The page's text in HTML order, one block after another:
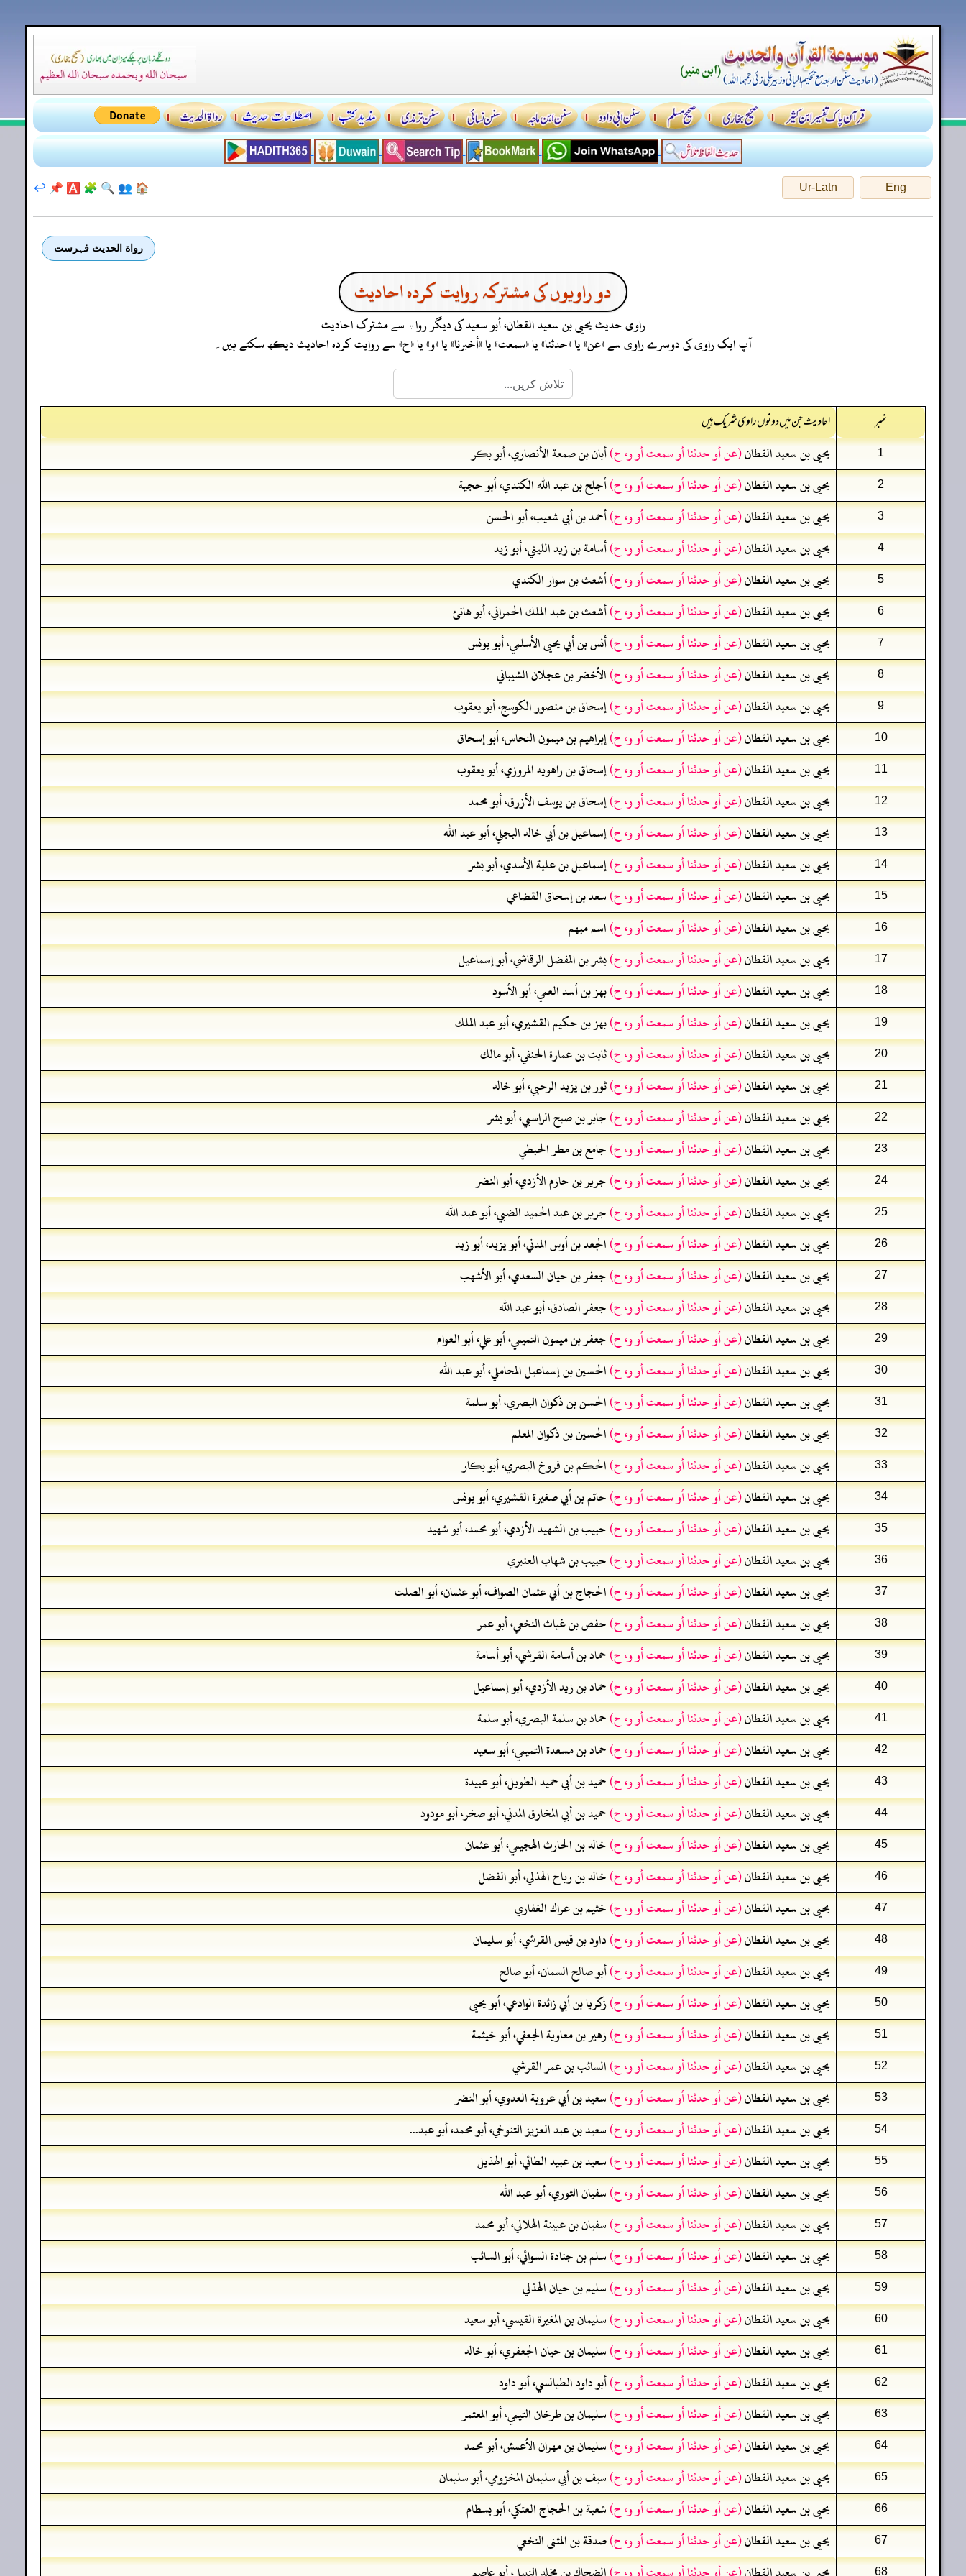
Eng
Ur-Latn
🏠
👥
🔍
🧩
🅰️
📌
↩️
رواة الحديث فہرست
دو راویوں کی مشترکہ روایت کردہ احادیث
راوی حدیثيحيى بن سعيد القطان، أبو سعيدکی دیگر رواۃ سے مشترک احادیث
آپ ایک راوی کی دوسرے راوی سے «عن» یا «حدثنا» یا «سمعت» یا «أخبرنا» یا «و» یا «ح» سے روایت کردہ احادیث دیکھ سکتے ہیں۔
نمبر احادیث جن میں دونوں راوی شریک ہیں
1 يحيى بن سعيد القطان(عن أو حدثنا أو سمعت أو و، ح)أبان بن صمعة الأنصاري، أبو بكر
2 يحيى بن سعيد القطان(عن أو حدثنا أو سمعت أو و، ح)أجلح بن عبد الله الكندي، أبو حجية
3 يحيى بن سعيد القطان(عن أو حدثنا أو سمعت أو و، ح)أحمد بن أبي شعيب، أبو الحسن
4 يحيى بن سعيد القطان(عن أو حدثنا أو سمعت أو و، ح)أسامة بن زيد الليثي، أبو زيد
5 يحيى بن سعيد القطان(عن أو حدثنا أو سمعت أو و، ح)أشعث بن سوار الكندي
6 يحيى بن سعيد القطان(عن أو حدثنا أو سمعت أو و، ح)أشعث بن عبد الملك الحمراني، أبو هانئ
7 يحيى بن سعيد القطان(عن أو حدثنا أو سمعت أو و، ح)أنس بن أبي يحيى الأسلمي، أبو يونس
8 يحيى بن سعيد القطان(عن أو حدثنا أو سمعت أو و، ح)الأخضر بن عجلان الشيباني
9 يحيى بن سعيد القطان(عن أو حدثنا أو سمعت أو و، ح)إسحاق بن منصور الكوسج، أبو يعقوب
10 يحيى بن سعيد القطان(عن أو حدثنا أو سمعت أو و، ح)إبراهيم بن ميمون النحاس، أبو إسحاق
11 يحيى بن سعيد القطان(عن أو حدثنا أو سمعت أو و، ح)إسحاق بن راهويه المروزي، أبو يعقوب
12 يحيى بن سعيد القطان(عن أو حدثنا أو سمعت أو و، ح)إسحاق بن يوسف الأزرق، أبو محمد
13 يحيى بن سعيد القطان(عن أو حدثنا أو سمعت أو و، ح)إسماعيل بن أبي خالد البجلي، أبو عبد الله
14 يحيى بن سعيد القطان(عن أو حدثنا أو سمعت أو و، ح)إسماعيل بن علية الأسدي، أبو بشر
15 يحيى بن سعيد القطان(عن أو حدثنا أو سمعت أو و، ح)سعد بن إسحاق القضاعي
16 يحيى بن سعيد القطان(عن أو حدثنا أو سمعت أو و، ح)اسم مبهم
17 يحيى بن سعيد القطان(عن أو حدثنا أو سمعت أو و، ح)بشر بن المفضل الرقاشي، أبو إسماعيل
18 يحيى بن سعيد القطان(عن أو حدثنا أو سمعت أو و، ح)بهز بن أسد العمي، أبو الأسود
19 يحيى بن سعيد القطان(عن أو حدثنا أو سمعت أو و، ح)بهز بن حكيم القشيري، أبو عبد الملك
20 يحيى بن سعيد القطان(عن أو حدثنا أو سمعت أو و، ح)ثابت بن عمارة الحنفي، أبو مالك
21 يحيى بن سعيد القطان(عن أو حدثنا أو سمعت أو و، ح)ثور بن يزيد الرحبي، أبو خالد
22 يحيى بن سعيد القطان(عن أو حدثنا أو سمعت أو و، ح)جابر بن صبح الراسبي، أبو بشر
23 يحيى بن سعيد القطان(عن أو حدثنا أو سمعت أو و، ح)جامع بن مطر الحبطي
24 يحيى بن سعيد القطان(عن أو حدثنا أو سمعت أو و، ح)جرير بن حازم الأزدي، أبو النضر
25 يحيى بن سعيد القطان(عن أو حدثنا أو سمعت أو و، ح)جرير بن عبد الحميد الضبي، أبو عبد الله
26 يحيى بن سعيد القطان(عن أو حدثنا أو سمعت أو و، ح)الجعد بن أوس المدني، أبو يزيد، أبو زيد
27 يحيى بن سعيد القطان(عن أو حدثنا أو سمعت أو و، ح)جعفر بن حيان السعدي، أبو الأشهب
28 يحيى بن سعيد القطان(عن أو حدثنا أو سمعت أو و، ح)جعفر الصادق، أبو عبد الله
29 يحيى بن سعيد القطان(عن أو حدثنا أو سمعت أو و، ح)جعفر بن ميمون التميمي، أبو علي، أبو العوام
30 يحيى بن سعيد القطان(عن أو حدثنا أو سمعت أو و، ح)الحسين بن إسماعيل المحاملي، أبو عبد الله
31 يحيى بن سعيد القطان(عن أو حدثنا أو سمعت أو و، ح)الحسن بن ذكوان البصري، أبو سلمة
32 يحيى بن سعيد القطان(عن أو حدثنا أو سمعت أو و، ح)الحسين بن ذكوان المعلم
33 يحيى بن سعيد القطان(عن أو حدثنا أو سمعت أو و، ح)الحكم بن فروخ البصري، أبو بكار
34 يحيى بن سعيد القطان(عن أو حدثنا أو سمعت أو و، ح)حاتم بن أبي صغيرة القشيري، أبو يونس
35 يحيى بن سعيد القطان(عن أو حدثنا أو سمعت أو و، ح)حبيب بن الشهيد الأزدي، أبو محمد، أبو شهيد
36 يحيى بن سعيد القطان(عن أو حدثنا أو سمعت أو و، ح)حبيب بن شهاب العنبري
37 يحيى بن سعيد القطان(عن أو حدثنا أو سمعت أو و، ح)الحجاج بن أبي عثمان الصواف، أبو عثمان، أبو الصلت
38 يحيى بن سعيد القطان(عن أو حدثنا أو سمعت أو و، ح)حفص بن غياث النخعي، أبو عمر
39 يحيى بن سعيد القطان(عن أو حدثنا أو سمعت أو و، ح)حماد بن أسامة القرشي، أبو أسامة
40 يحيى بن سعيد القطان(عن أو حدثنا أو سمعت أو و، ح)حماد بن زيد الأزدي، أبو إسماعيل
41 يحيى بن سعيد القطان(عن أو حدثنا أو سمعت أو و، ح)حماد بن سلمة البصري، أبو سلمة
42 يحيى بن سعيد القطان(عن أو حدثنا أو سمعت أو و، ح)حماد بن مسعدة التميمي، أبو سعيد
43 يحيى بن سعيد القطان(عن أو حدثنا أو سمعت أو و، ح)حميد بن أبي حميد الطويل، أبو عبيدة
44 يحيى بن سعيد القطان(عن أو حدثنا أو سمعت أو و، ح)حميد بن أبي المخارق المدني، أبو صخر، أبو مودود
45 يحيى بن سعيد القطان(عن أو حدثنا أو سمعت أو و، ح)خالد بن الحارث الهجيمي، أبو عثمان
46 يحيى بن سعيد القطان(عن أو حدثنا أو سمعت أو و، ح)خالد بن رباح الهذلي، أبو الفضل
47 يحيى بن سعيد القطان(عن أو حدثنا أو سمعت أو و، ح)خثيم بن عراك الغفاري
48 يحيى بن سعيد القطان(عن أو حدثنا أو سمعت أو و، ح)داود بن قيس القرشي، أبو سليمان
49 يحيى بن سعيد القطان(عن أو حدثنا أو سمعت أو و، ح)أبو صالح السمان، أبو صالح
50 يحيى بن سعيد القطان(عن أو حدثنا أو سمعت أو و، ح)زكريا بن أبي زائدة الوادعي، أبو يحيى
51 يحيى بن سعيد القطان(عن أو حدثنا أو سمعت أو و، ح)زهير بن معاوية الجعفي، أبو خيثمة
52 يحيى بن سعيد القطان(عن أو حدثنا أو سمعت أو و، ح)السائب بن عمر القرشي
53 يحيى بن سعيد القطان(عن أو حدثنا أو سمعت أو و، ح)سعيد بن أبي عروبة العدوي، أبو النضر
54 يحيى بن سعيد القطان(عن أو حدثنا أو سمعت أو و، ح)سعيد بن عبد العزيز التنوخي، أبو محمد، أبو عبد...
55 يحيى بن سعيد القطان(عن أو حدثنا أو سمعت أو و، ح)سعيد بن عبيد الطائي، أبو الهذيل
56 يحيى بن سعيد القطان(عن أو حدثنا أو سمعت أو و، ح)سفيان الثوري، أبو عبد الله
57 يحيى بن سعيد القطان(عن أو حدثنا أو سمعت أو و، ح)سفيان بن عيينة الهلالي، أبو محمد
58 يحيى بن سعيد القطان(عن أو حدثنا أو سمعت أو و، ح)سلم بن جنادة السوائي، أبو السائب
59 يحيى بن سعيد القطان(عن أو حدثنا أو سمعت أو و، ح)سليم بن حيان الهذلي
60 يحيى بن سعيد القطان(عن أو حدثنا أو سمعت أو و، ح)سليمان بن المغيرة القيسي، أبو سعيد
61 يحيى بن سعيد القطان(عن أو حدثنا أو سمعت أو و، ح)سليمان بن حيان الجعفري، أبو خالد
62 يحيى بن سعيد القطان(عن أو حدثنا أو سمعت أو و، ح)أبو داود الطيالسي، أبو داود
63 يحيى بن سعيد القطان(عن أو حدثنا أو سمعت أو و، ح)سليمان بن طرخان التيمي، أبو المعتمر
64 يحيى بن سعيد القطان(عن أو حدثنا أو سمعت أو و، ح)سليمان بن مهران الأعمش، أبو محمد
65 يحيى بن سعيد القطان(عن أو حدثنا أو سمعت أو و، ح)سيف بن أبي سليمان المخزومي، أبو سليمان
66 يحيى بن سعيد القطان(عن أو حدثنا أو سمعت أو و، ح)شعبة بن الحجاج العتكي، أبو بسطام
67 يحيى بن سعيد القطان(عن أو حدثنا أو سمعت أو و، ح)صدقة بن المثنى النخعي
68